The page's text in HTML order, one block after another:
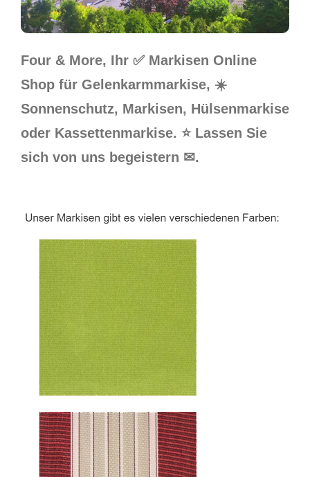
Four & More, Ihr ✅ Markisen Online
Shop für Gelenkarmmarkise, ☀️
Sonnenschutz, Markisen, Hülsenmarkise
oder Kassettenmarkise. ⭐ Lassen Sie
sich von uns begeistern ✉.